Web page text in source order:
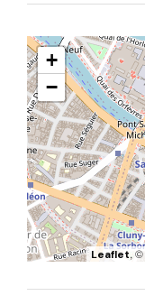
+
−
Leaflet, ©